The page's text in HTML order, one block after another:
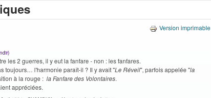
Version imprimable
les 2 guerres, il y eut la fanfare - non : les fanfares.
toujours… l'harmonie paraît-il ? Il y avait "Le Réveil", parfois appelée "la
à la rouge : la Fanfare des Volontaires.
appréciées.